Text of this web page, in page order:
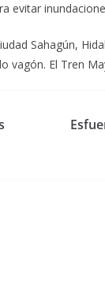
evitar
Sahagún,
vagón. El Tren